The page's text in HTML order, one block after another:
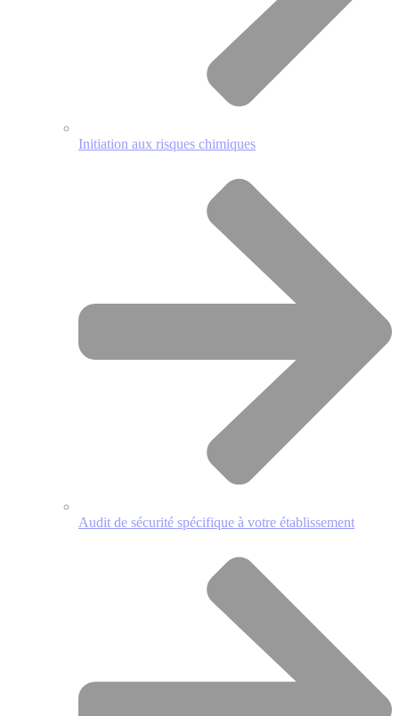
Initiation aux risques chimiques
Audit de sécurité spécifique à votre établissement